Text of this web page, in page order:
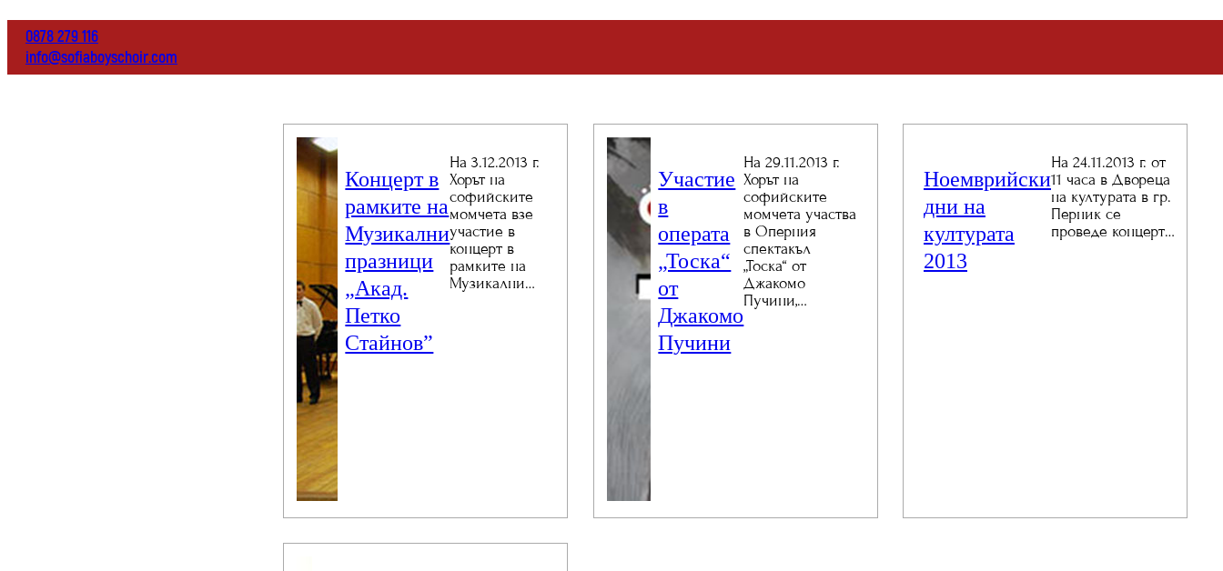
0878 279 116
info@sofiaboyschoir.com
Концерт в
рамките на
Музикални
празници
„Акад.
Петко
Стайнов”
На 3.12.2013 г.
Хорът на
софийските
момчета взе
участие в
концерт в
рамките на
Музикални…
Участие
в
операта
„Тоска“
от
Джакомо
Пучини
На 29.11.2013 г.
Хорът на
софийските
момчета участва
в Оперния
спектакъл
„Тоска“ от
Джакомо
Пучини,…
Ноемврийски
дни на
културата
2013
На 24.11.2013 г. от
11 часа в Двореца
на културата в гр.
Перник се
проведе концерт…